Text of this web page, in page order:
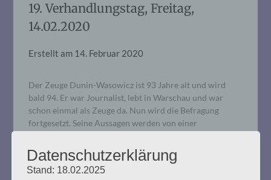
19. Verhandlungstag, Freitag,
14.02.2020
Erstellt am 14. Februar 2020
Der Zeuge Dunin-Wasowicz ist 93 Jahre alt und wird
bald 94. Er war Journalist, lebt in Warschau und war
schon einmal als Zeuge da. Nun wird die Befragung
fortgesetzt. Seine Aussagen werden von einer
Verteidiger Waterkamp kündigte Fragen an („Nichts
Schlimmes, keine Angst“). Er fragte nach dem „Netzwerk“,
welches…
Datenschutzerklärung
Stand: 18.02.2025